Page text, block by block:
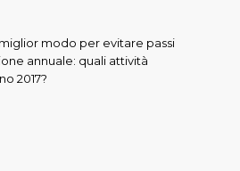
modo per evitare passi
annuale: quali attività
2017?